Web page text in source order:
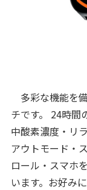
多彩な機能を
チです。 24時間
中酸素濃度・リ
アウトモード・
ロール・スマホ
います。お好み